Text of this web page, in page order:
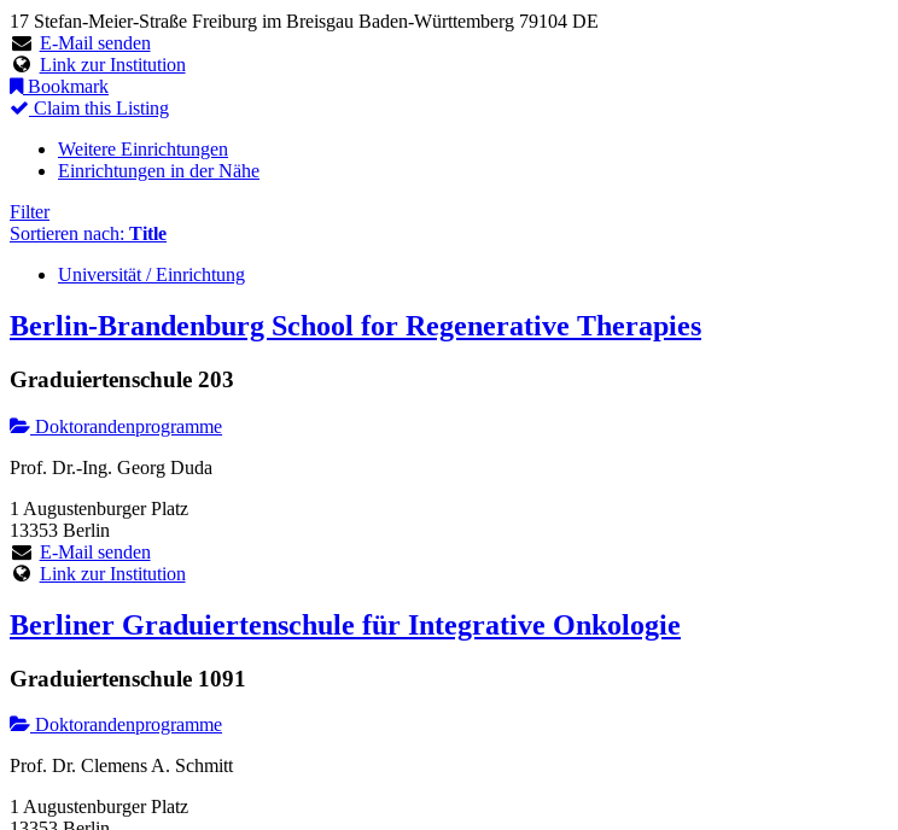
17 Stefan-Meier-Straße Freiburg im Breisgau Baden-Württemberg 79104 DE
E-Mail senden
Link zur Institution
Bookmark
Claim this Listing
Weitere Einrichtungen
Einrichtungen in der Nähe
Filter
Sortieren nach: Title
Universität / Einrichtung
Berlin-Brandenburg School for Regenerative Therapies
Graduiertenschule 203
Doktorandenprogramme
Prof. Dr.-Ing. Georg Duda
1 Augustenburger Platz
13353 Berlin
E-Mail senden
Link zur Institution
Berliner Graduiertenschule für Integrative Onkologie
Graduiertenschule 1091
Doktorandenprogramme
Prof. Dr. Clemens A. Schmitt
1 Augustenburger Platz